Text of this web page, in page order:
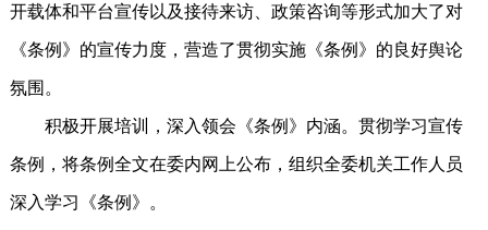
开载体和平台宣传以及接待来访、政策咨询等形式加大了对
《条例》的宣传力度，营造了贯彻实施《条例》的良好舆论
氛围。
积极开展培训，深入领会《条例》内涵。贯彻学习宣传
条例，将条例全文在委内网上公布，组织全委机关工作人员
深入学习《条例》。